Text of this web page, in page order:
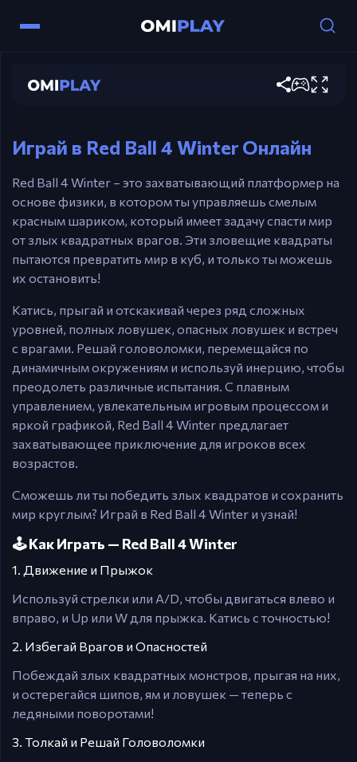
Red Ball 4 Winter
Стрелки / WASD – Катись & Прыгай.
Играй в Red Ball 4 Winter Онлайн
Red Ball 4 Winter – это захватывающий платформер на
основе физики, в котором ты управляешь смелым
красным шариком, который имеет задачу спасти мир
от злых квадратных врагов. Эти зловещие квадраты
пытаются превратить мир в куб, и только ты можешь
их остановить!
Катись, прыгай и отскакивай через ряд сложных
уровней, полных ловушек, опасных ловушек и встреч
с врагами. Решай головоломки, перемещайся по
динамичным окружениям и используй инерцию, чтобы
преодолеть различные испытания. С плавным
управлением, увлекательным игровым процессом и
яркой графикой, Red Ball 4 Winter предлагает
захватывающее приключение для игроков всех
возрастов.
Сможешь ли ты победить злых квадратов и сохранить
мир круглым? Играй в Red Ball 4 Winter и узнай!
🕹️ Как Играть — Red Ball 4 Winter
1. Движение и Прыжок
Используй стрелки или A/D, чтобы двигаться влево и
вправо, и Up или W для прыжка. Катись с точностью!
2. Избегай Врагов и Опасностей
Побеждай злых квадратных монстров, прыгая на них,
и остерегайся шипов, ям и ловушек — теперь с
ледяными поворотами!
3. Толкай и Решай Головоломки